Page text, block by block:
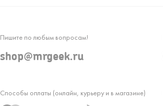
Пишите по любым вопросам!
shop@mrgeek.ru
Способы оплаты (онлайн, курьеру и в магазине)